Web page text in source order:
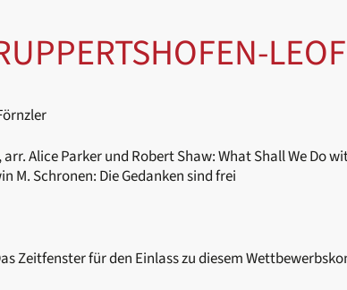
Alice Parker und Robert Shaw: What Shall We Do
M. Schronen: Die Gedanken sind frei
Zeitfenster für den Einlass zu diesem